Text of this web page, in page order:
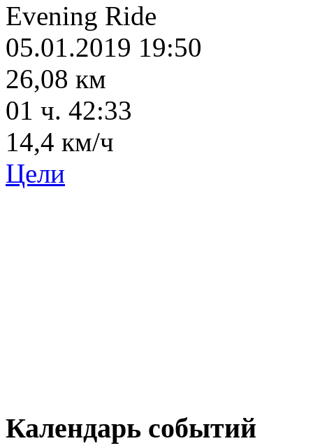
Evening Ride
05.01.2019 19:50
26,08 км
01 ч. 42:33
14,4 км/ч
Цели
Календарь событий